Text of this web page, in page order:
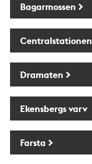
Bagarmossen
Centralstationen
Dramaten
Ekensbergs varv
Farsta